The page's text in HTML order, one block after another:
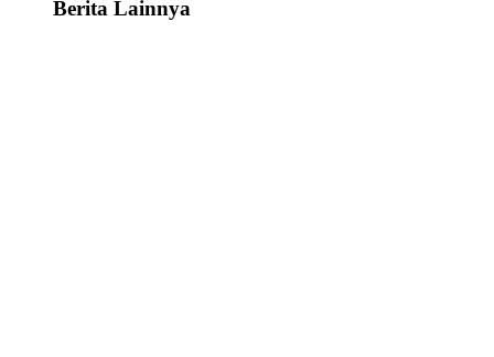
Berita Lainnya